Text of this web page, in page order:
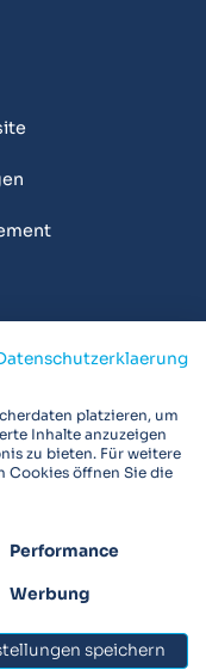
von Spirometern,
sind wir weltweit
klinische
platzieren, um
Inhalte anzuzeigen
zu bieten. Für weitere
Cookies öffnen Sie die
Performance
Werbung
speichern